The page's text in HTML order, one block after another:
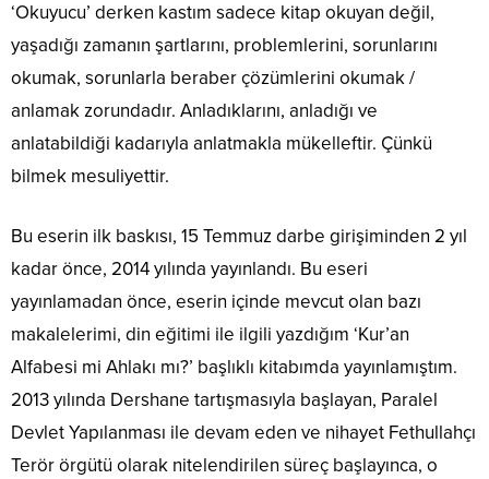
‘Okuyucu’ derken kastım sadece kitap okuyan değil,
yaşadığı zamanın şartlarını, problemlerini, sorunlarını
okumak, sorunlarla beraber çözümlerini okumak /
anlamak zorundadır. Anladıklarını, anladığı ve
anlatabildiği kadarıyla anlatmakla mükelleftir. Çünkü
bilmek mesuliyettir.
Bu eserin ilk baskısı, 15 Temmuz darbe girişiminden 2 yıl
kadar önce, 2014 yılında yayınlandı. Bu eseri
yayınlamadan önce, eserin içinde mevcut olan bazı
makalelerimi, din eğitimi ile ilgili yazdığım ‘Kur’an
Alfabesi mi Ahlakı mı?’ başlıklı kitabımda yayınlamıştım.
2013 yılında Dershane tartışmasıyla başlayan, Paralel
Devlet Yapılanması ile devam eden ve nihayet Fethullahçı
Terör örgütü olarak nitelendirilen süreç başlayınca, o